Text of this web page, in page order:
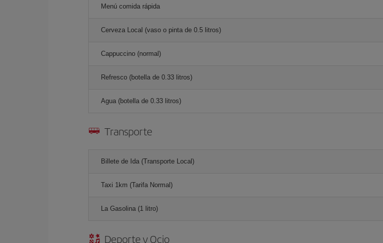
Menú comida rápida
Cerveza Local (vaso o pinta de 0.5 litros)
Cappuccino (normal)
Refresco (botella de 0.33 litros)
Agua (botella de 0.33 litros)
Transporte
Billete de Ida (Transporte Local)
Taxi 1km (Tarifa Normal)
La Gasolina (1 litro)
Deporte y Ocio